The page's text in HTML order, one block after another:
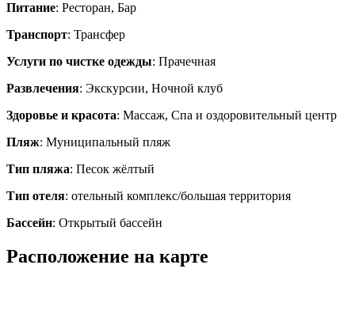
Питание: Ресторан, Бар
Транспорт: Трансфер
Услуги по чистке одежды: Прачечная
Развлечения: Экскурсии, Ночной клуб
Здоровье и красота: Массаж, Спа и оздоровительный центр
Пляж: Муниципальный пляж
Тип пляжа: Песок жёлтый
Тип отеля: отельный комплекс/большая территория
Бассейн: Открытый бассейн
Расположение на карте